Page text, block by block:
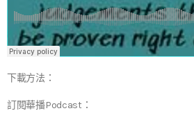
下載方法：
訂閱華播Podcast：